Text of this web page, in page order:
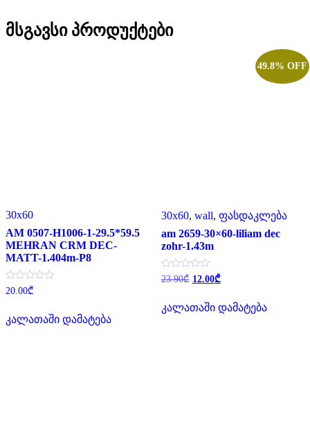
მსგავსი პროდუქტები
30x60
AM 0507-H1006-1-29.5*59.5
MEHRAN CRM DEC-
MATT-1.404m-P8
შეფასება
0
5-
დან
20.00₾
კალათაში დამატება
49.8% OFF
30x60, wall, ფასდაკლება
am 2659-30×60-liliam dec
zohr-1.43m
შეფასება
0
5-
დან
23.90₾ Original
23.90₾.
12.00₾Current
12.00₾.
კალათაში დამატება